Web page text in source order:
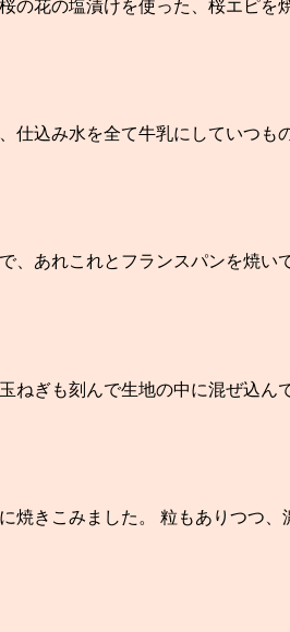
の花の塩漬けを使った、桜エピを
仕込み水を全て牛乳にしていつも
、あれこれとフランスパンを焼い
ねぎも刻んで生地の中に混ぜ込ん
焼きこみました。 粒もありつつ